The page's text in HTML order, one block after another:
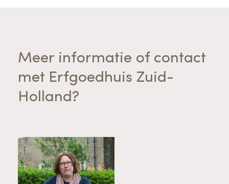
Meer informatie of contact
met Erfgoedhuis Zuid-
Holland?